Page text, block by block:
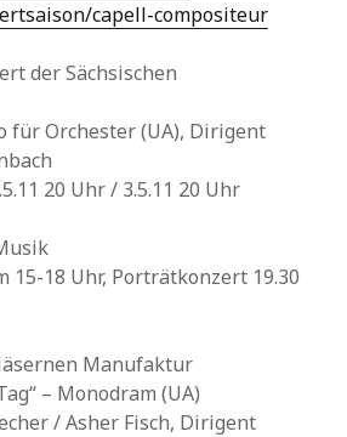
capell-compositeur
der Sächsischen
für Orchester (UA), Dirigent
20 Uhr / 3.5.11 20 Uhr
15-18 Uhr, Porträtkonzert 19.30
Manufaktur
– Monodram (UA)
/ Asher Fisch, Dirigent